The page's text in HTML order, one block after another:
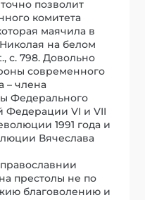
позволит
комитета
маячила в
на белом
с. 798. Довольно
современного
– члена
Федерального
Федерации VI и VII
1991 года и
Вячеслава
престолы не по
благоволению и